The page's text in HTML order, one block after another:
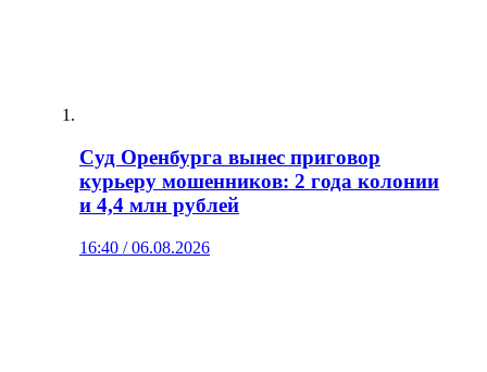
Суд Оренбурга вынес приговор
курьеру мошенников: 2 года колонии
и 4,4 млн рублей
16:40 / 06.08.2026